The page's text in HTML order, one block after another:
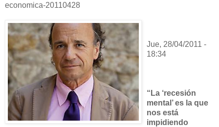
economica-20110428
Jue, 28/04/2011 -
18:34
“La ‘recesión
mental’ es la que
nos está
impidiendo